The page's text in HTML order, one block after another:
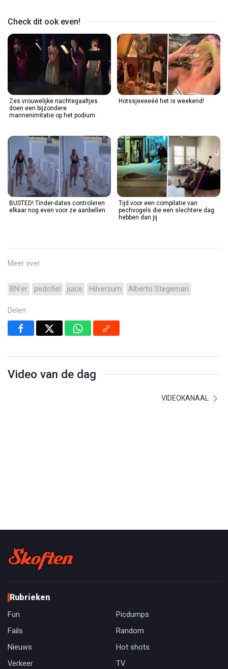
Check dit ook even!
Zes vrouwelijke nachtegaaltjes
doen een bijzondere
mannenimitatie op het podium
Hotssjeeeeéé het is weekend!
BUSTED! Tinder-dates controleren
elkaar nog even voor ze aanbellen
Tijd voor een compilatie van
pechvogels die een slechtere dag
hebben dan jij
Meer over
BN'er pedofiel juice Hilversum Alberto Stegeman
Delen
Video van de dag
VIDEOKANAAL
Rubrieken
Fun
Picdumps
Fails
Random
Nieuws
Hot shots
Verkeer
TV